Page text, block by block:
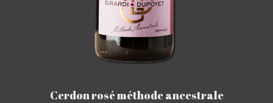
Cerdon rosé méthode ancestrale